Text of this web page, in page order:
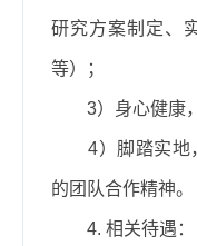
研究方案制定、
等）；
3）身心健康，
4）脚踏实地，
的团队合作精神。
4. 相关待遇：